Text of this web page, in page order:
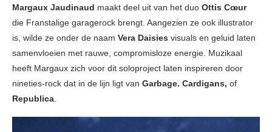
Margaux Jaudinaud maakt deel uit van het duo Ottis Cœur
die Franstalige garagerock brengt. Aangezien ze ook illustrator
is, wilde ze onder de naam Vera Daisies visuals en geluid laten
samenvloeien met rauwe, compromisloze energie. Muzikaal
heeft Margaux zich voor dit soloproject laten inspireren door
nineties-rock dat in de lijn ligt van Garbage. Cardigans, of
Republica.